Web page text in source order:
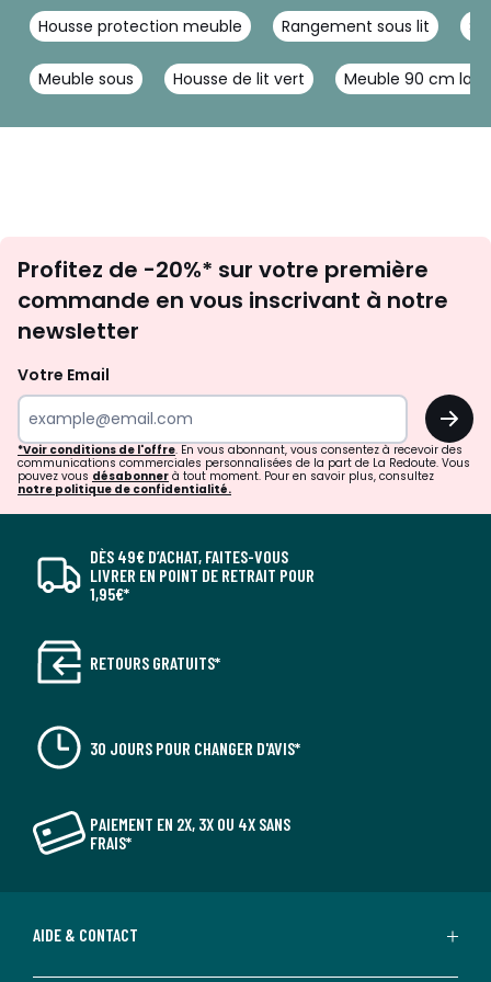
Housse protection meuble Rangement sous lit
Meuble sous Housse de lit vert Meuble 90 cm
newsletter
Profitez de -20%* sur votre première
commande en vous inscrivant à notre
newsletter
Votre Email
OK
*Voir conditions de l'offre. En vous abonnant, vous consentez à recevoir des
communications commerciales personnalisées de la part de La Redoute. Vous
pouvez vous désabonner à tout moment. Pour en savoir plus, consultez
notre politique de confidentialité.
DÈS 49€ D’ACHAT, FAITES-VOUS
LIVRER EN POINT DE RETRAIT POUR
1,95€*
RETOURS GRATUITS*
30 JOURS POUR CHANGER D'AVIS*
PAIEMENT EN 2X, 3X OU 4X SANS
FRAIS*
AIDE & CONTACT